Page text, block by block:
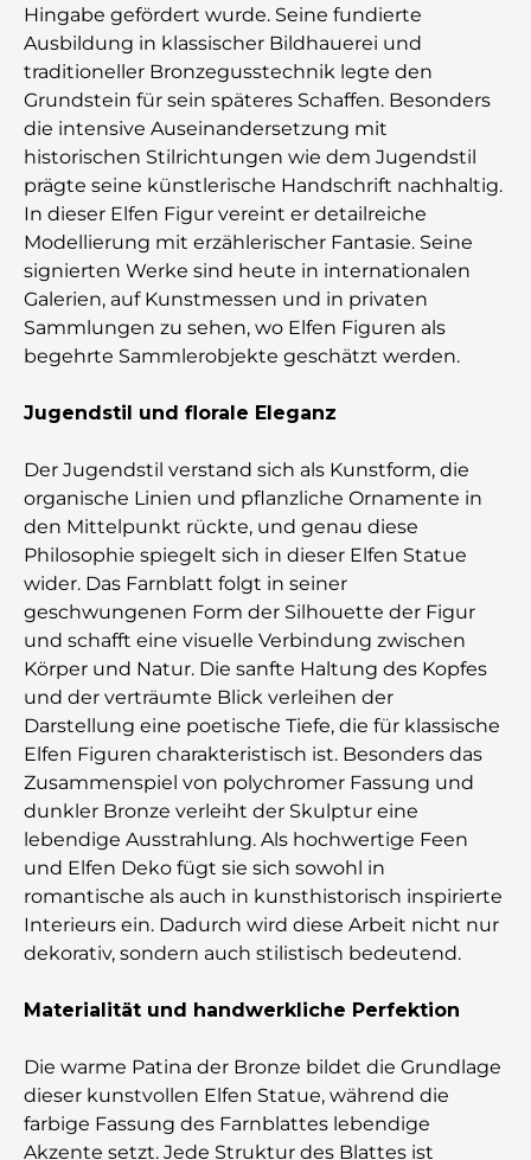
Hingabe gefördert wurde. Seine fundierte
Ausbildung in klassischer Bildhauerei und
traditioneller Bronzegusstechnik legte den
Grundstein für sein späteres Schaffen. Besonders
die intensive Auseinandersetzung mit
historischen Stilrichtungen wie dem Jugendstil
prägte seine künstlerische Handschrift nachhaltig.
In dieser Elfen Figur vereint er detailreiche
Modellierung mit erzählerischer Fantasie. Seine
signierten Werke sind heute in internationalen
Galerien, auf Kunstmessen und in privaten
Sammlungen zu sehen, wo Elfen Figuren als
begehrte Sammlerobjekte geschätzt werden.
Jugendstil und florale Eleganz
Der Jugendstil verstand sich als Kunstform, die
organische Linien und pflanzliche Ornamente in
den Mittelpunkt rückte, und genau diese
Philosophie spiegelt sich in dieser Elfen Statue
wider. Das Farnblatt folgt in seiner
geschwungenen Form der Silhouette der Figur
und schafft eine visuelle Verbindung zwischen
Körper und Natur. Die sanfte Haltung des Kopfes
und der verträumte Blick verleihen der
Darstellung eine poetische Tiefe, die für klassische
Elfen Figuren charakteristisch ist. Besonders das
Zusammenspiel von polychromer Fassung und
dunkler Bronze verleiht der Skulptur eine
lebendige Ausstrahlung. Als hochwertige Feen
und Elfen Deko fügt sie sich sowohl in
romantische als auch in kunsthistorisch inspirierte
Interieurs ein. Dadurch wird diese Arbeit nicht nur
dekorativ, sondern auch stilistisch bedeutend.
Materialität und handwerkliche Perfektion
Die warme Patina der Bronze bildet die Grundlage
dieser kunstvollen Elfen Statue, während die
farbige Fassung des Farnblattes lebendige
Akzente setzt. Jede Struktur des Blattes ist